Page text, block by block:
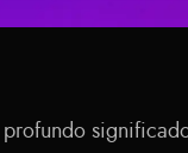
profundo